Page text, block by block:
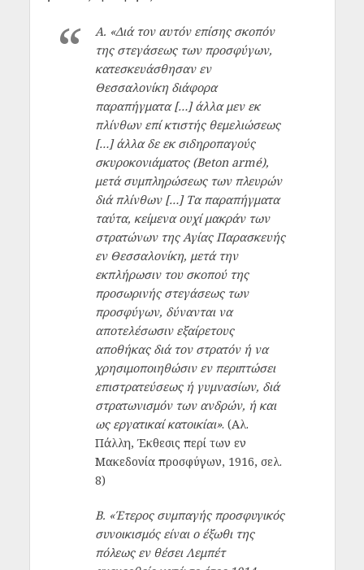
Α. «Διά τον αυτόν επίσης σκοπόν
της στεγάσεως των προσφύγων,
κατεσκευάσθησαν εν
Θεσσαλονίκη διάφορα
παραπήγματα […] άλλα μεν εκ
πλίνθων επί κτιστής θεμελιώσεως
[…] άλλα δε εκ σιδηροπαγούς
σκυροκονιάματος (Beton armé),
μετά συμπληρώσεως των πλευρών
διά πλίνθων […] Τα παραπήγματα
ταύτα, κείμενα ουχί μακράν των
στρατώνων της Αγίας Παρασκευής
εν Θεσσαλονίκη, μετά την
εκπλήρωσιν του σκοπού της
προσωρινής στεγάσεως των
προσφύγων, δύνανται να
αποτελέσωσιν εξαίρετους
αποθήκας διά τον στρατόν ή να
χρησιμοποιηθώσιν εν περιπτώσει
επιστρατεύσεως ή γυμνασίων, διά
στρατωνισμόν των ανδρών, ή και
ως εργατικαί κατοικίαι». (Αλ.
Πάλλη, Έκθεσις περί των εν
Μακεδονία προσφύγων, 1916, σελ.
8)
Β. «Έτερος συμπαγής προσφυγικός
συνοικισμός είναι ο έξωθι της
πόλεως εν θέσει Λεμπέτ